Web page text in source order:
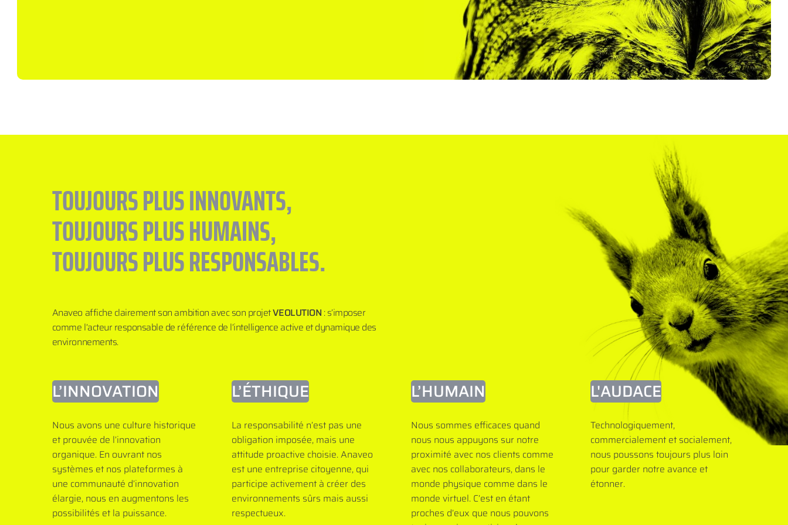
TOUJOURS PLUS INNOVANTS,
TOUJOURS PLUS HUMAINS,
TOUJOURS PLUS RESPONSABLES.
Anaveo affiche clairement son ambition avec son projetVEOLUTION : s’imposer
comme l’acteur responsable de référence de l’intelligence active et dynamique des
environnements.
L’INNOVATION
Nous avons une culture historique
et prouvée de l’innovation
organique. En ouvrant nos
systèmes et nos plateformes à
une communauté d’innovation
élargie, nous en augmentons les
possibilités et la puissance.
L’ÉTHIQUE
La responsabilité n’est pas une
obligation imposée, mais une
attitude proactive choisie. Anaveo
est une entreprise citoyenne, qui
participe activement à créer des
environnements sûrs mais aussi
respectueux.
L’HUMAIN
Nous sommes efficaces quand
nous nous appuyons sur notre
proximité avec nos clients comme
avec nos collaborateurs, dans le
monde physique comme dans le
monde virtuel. C’est en étant
proches d’eux que nous pouvons
L'AUDACE
Technologiquement,
commercialement et socialement,
nous poussons toujours plus loin
pour garder notre avance et
étonner.